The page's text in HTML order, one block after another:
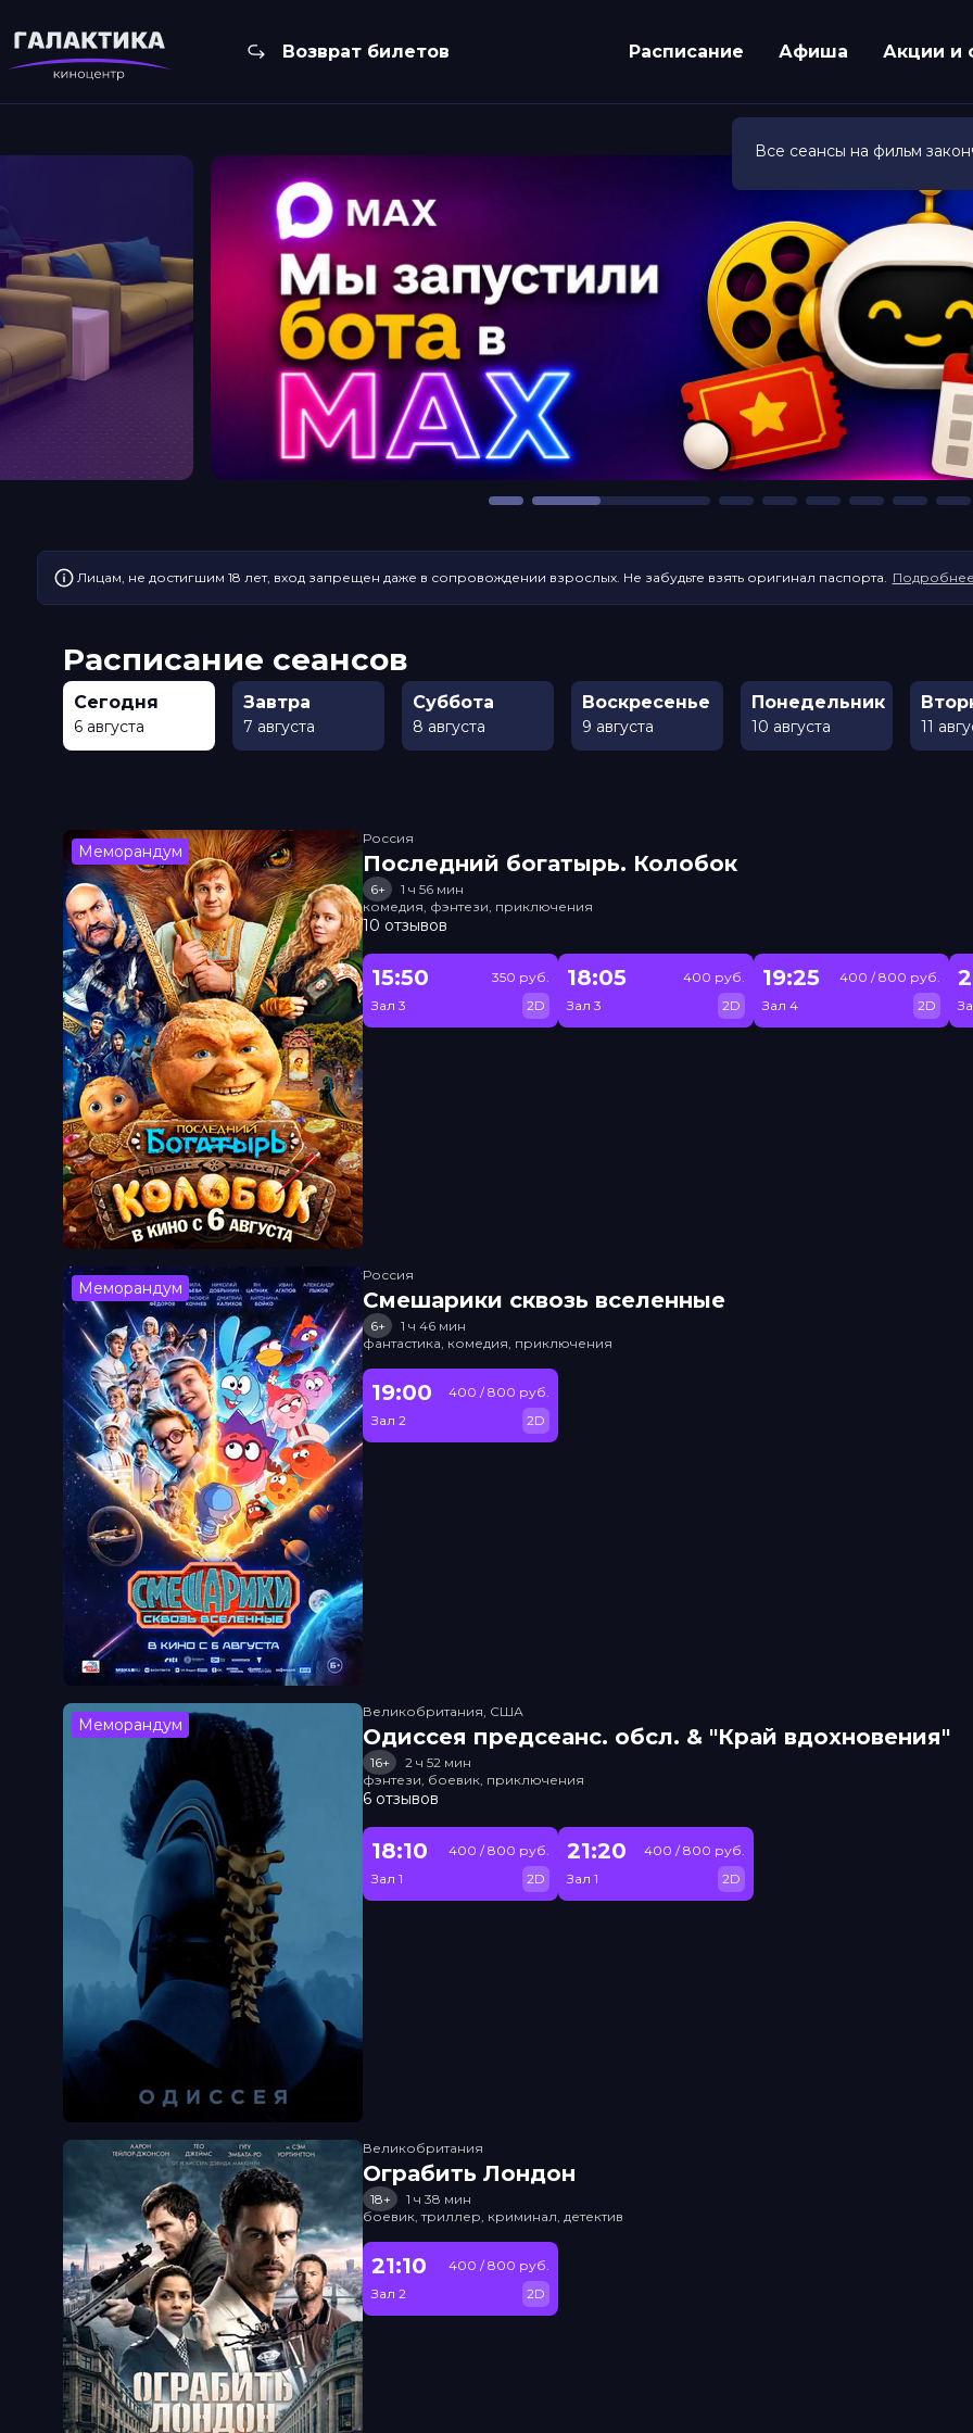
Возврат билетов Расписание Афиша Акции и
Лицам, не достигшим 18 лет, вход запрещен даже в сопровождении взрослых. Не забудьте взять оригинал паспорта. Подробнее
Расписание сеансов
Сегодня
6 августа
Завтра
7 августа
Суббота
8 августа
Воскресенье
9 августа
Понедельник
10 августа 11
Меморандум
Россия
Последний богатырь. Колобок
6+
1 ч 56 мин
комедия, фэнтези, приключения
10 отзывов
15:50
Зал 3
350 руб.
2D
18:05
Зал 3
400 руб.
2D
19:25
Зал 4
400 / 800 руб.
2D
Меморандум
Россия
Смешарики сквозь вселенные
6+
1 ч 46 мин
фантастика, комедия, приключения
19:00
Зал 2
400 / 800 руб.
2D
Меморандум
Великобритания, США
Одиссея прeдсeанc. обсл. & "Край вдохновения"
16+
2 ч 52 мин
фэнтези, боевик, приключения
6 отзывов
18:10
Зал 1
400 / 800 руб.
2D
21:20
Зал 1
400 / 800 руб.
2D
Великобритания
Ограбить Лондон
18+
1 ч 38 мин
боевик, триллер, криминал, детектив
21:10
Зал 2
400 / 800 руб.
2D
Все сеансы на фильм